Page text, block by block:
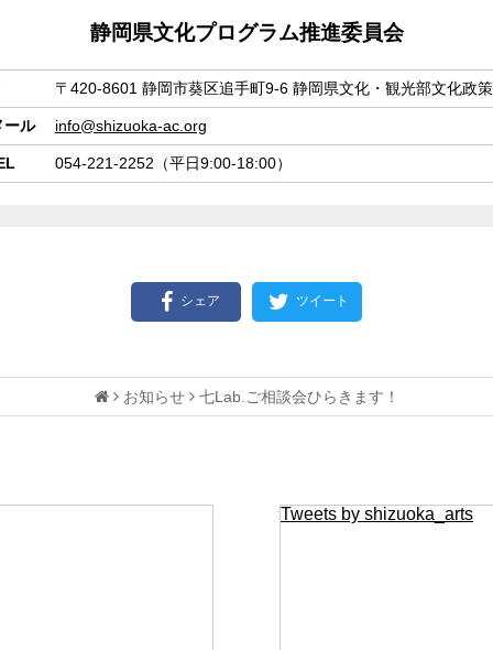
静岡県文化プログラム推進委員会
〒420-8601 静岡市葵区追手町9-6 静岡県文化・観光部文化政
ル info@shizuoka-ac.org
054-221-2252（平日9:00-18:00）
シェア ツイート
お知らせ 七Lab.ご相談会ひらきます！
Tweets by shizuoka_arts